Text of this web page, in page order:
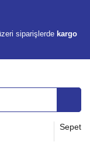
siparişlerde kargo
Sepet